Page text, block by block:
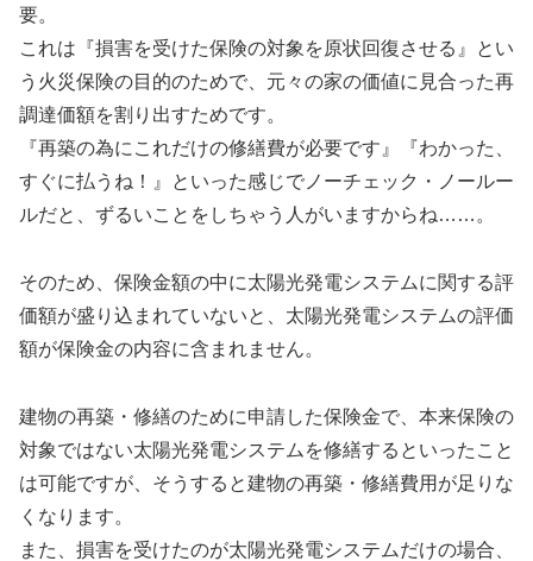
要。
これは『損害を受けた保険の対象を原状回復させる』とい
う火災保険の目的のためで、元々の家の価値に見合った再
調達価額を割り出すためです。
『再築の為にこれだけの修繕費が必要です』『わかった、
すぐに払うね！』といった感じでノーチェック・ノールー
ルだと、ずるいことをしちゃう人がいますからね……。
そのため、保険金額の中に太陽光発電システムに関する評
価額が盛り込まれていないと、太陽光発電システムの評価
額が保険金の内容に含まれません。
建物の再築・修繕のために申請した保険金で、本来保険の
対象ではない太陽光発電システムを修繕するといったこと
は可能ですが、そうすると建物の再築・修繕費用が足りな
くなります。
また、損害を受けたのが太陽光発電システムだけの場合、